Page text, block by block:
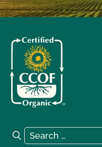
Search for:
Search